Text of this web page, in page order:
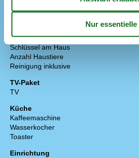
Haus
Max. Anzahl Personen
Schlüssel am Haus
Anzahl Haustiere
Reinigung inklusive
TV-Paket
TV
Küche
Kaffeemaschine
Wasserkocher
Toaster
Einrichtung